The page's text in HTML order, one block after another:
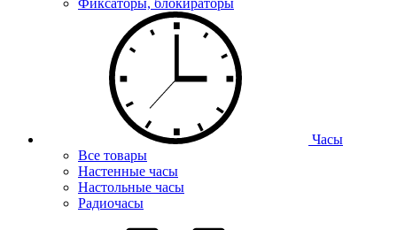
Фиксаторы, блокираторы
Часы
Все товары
Настенные часы
Настольные часы
Радиочасы